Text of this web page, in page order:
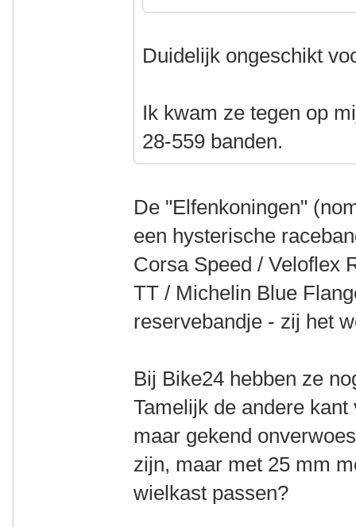
Duidelijk ongeschikt
Ik kwam ze tegen op
28-559 banden.
De "Elfenkoningen"
een hysterische
Corsa Speed / Veloflex
TT / Michelin Blue
reservebandje - zij het
Bij Bike24 hebben ze
Tamelijk de andere
maar gekend
zijn, maar met 25 mm
wielkast passen?